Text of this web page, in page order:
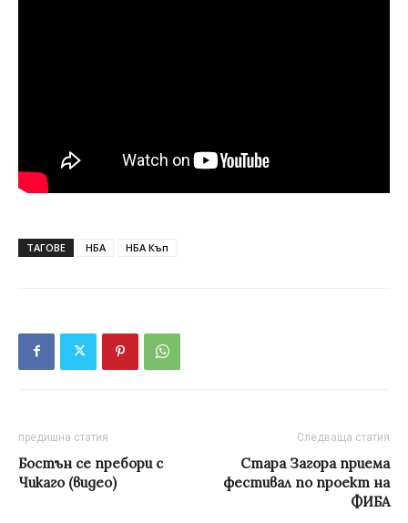
ТАГОВЕ НБА НБА Къп
предишна статия
Бостън се пребори с
Чикаго (видео)
Следваща статия
Стара Загора приемa
фестивал по проект на
ФИБА